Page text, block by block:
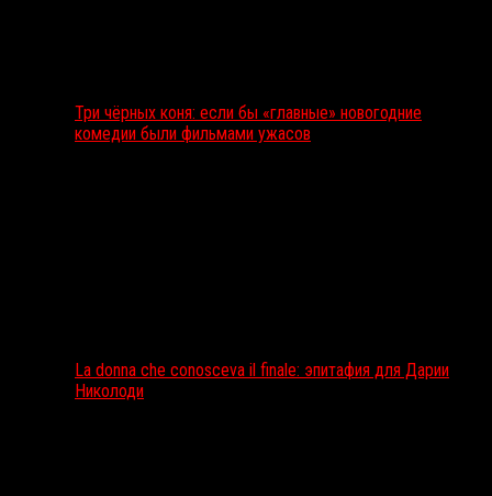
Три чёрных коня: если бы «главные» новогодние
комедии были фильмами ужасов
La donna che conosceva il finale: эпитафия для Дарии
Николоди